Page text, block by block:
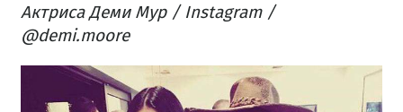
Актриса Деми Мур / Instagram /
@demi.moore